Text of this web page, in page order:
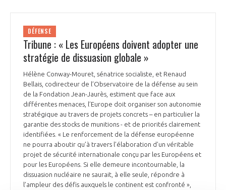
DÉFENSE
Tribune : « Les Européens doivent adopter une
stratégie de dissuasion globale »
Hélène Conway-Mouret, sénatrice socialiste, et Renaud
Bellais, codirecteur de l’Observatoire de la défense au sein
de la Fondation Jean-Jaurès, estiment que face aux
différentes menaces, l’Europe doit organiser son autonomie
stratégique au travers de projets concrets – en particulier la
garantie des stocks de munitions - et de priorités clairement
identifiées. « Le renforcement de la défense européenne
ne pourra aboutir qu’à travers l’élaboration d’un véritable
projet de sécurité internationale conçu par les Européens et
pour les Européens. Si elle demeure incontournable, la
dissuasion nucléaire ne saurait, à elle seule, répondre à
l’ampleur des défis auxquels le continent est confronté »,